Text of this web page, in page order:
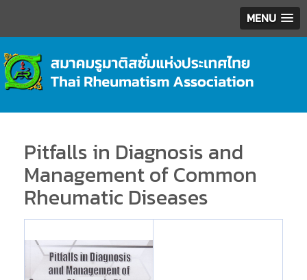
MENU
Pitfalls in Diagnosis and
Management of Common
Rheumatic Diseases